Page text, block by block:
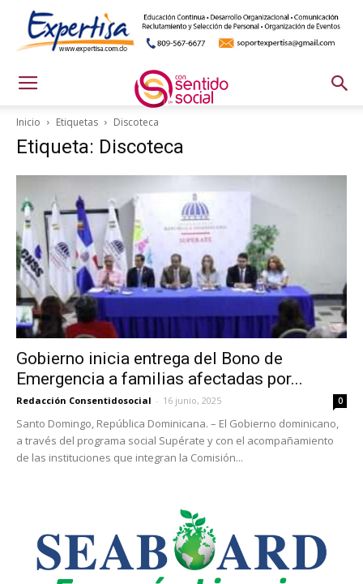
Inicio Etiquetas Discoteca
Etiqueta: Discoteca
Gobierno inicia entrega del Bono de
Emergencia a familias afectadas por...
Redacción Consentidosocial - 16 junio, 2025 0
Santo Domingo, República Dominicana. – El Gobierno dominicano,
a través del programa social Supérate y con el acompañamiento
de las instituciones que integran la Comisión...